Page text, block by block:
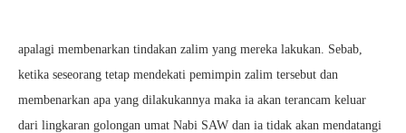
apalagi membenarkan tindakan zalim yang mereka lakukan. Sebab,
ketika seseorang tetap mendekati pemimpin zalim tersebut dan
membenarkan apa yang dilakukannya maka ia akan terancam keluar
dari lingkaran golongan umat Nabi SAW dan ia tidak akan mendatangi